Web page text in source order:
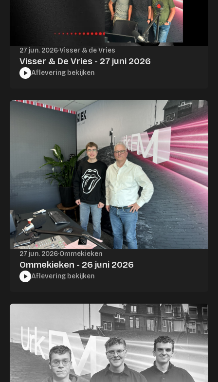
27 jun. 2026·Visser & de Vries
Visser & De Vries - 27 juni 2026
Aflevering bekijken
27 jun. 2026·Ommekieken
Ommekieken - 26 juni 2026
Aflevering bekijken